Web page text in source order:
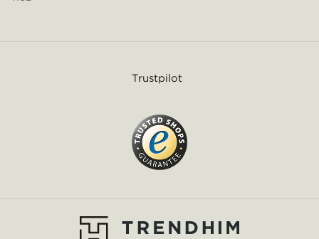
Trustpilot